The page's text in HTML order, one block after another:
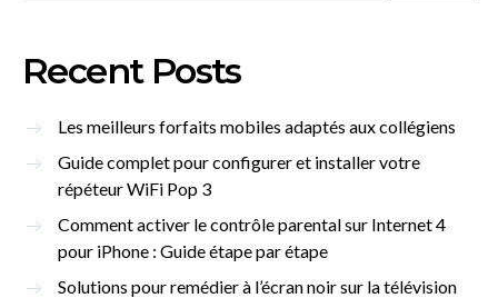
Recent Posts
Les meilleurs forfaits mobiles adaptés aux collégiens
Guide complet pour configurer et installer votre
répéteur WiFi Pop 3
Comment activer le contrôle parental sur Internet 4
pour iPhone : Guide étape par étape
Solutions pour remédier à l’écran noir sur la télévision